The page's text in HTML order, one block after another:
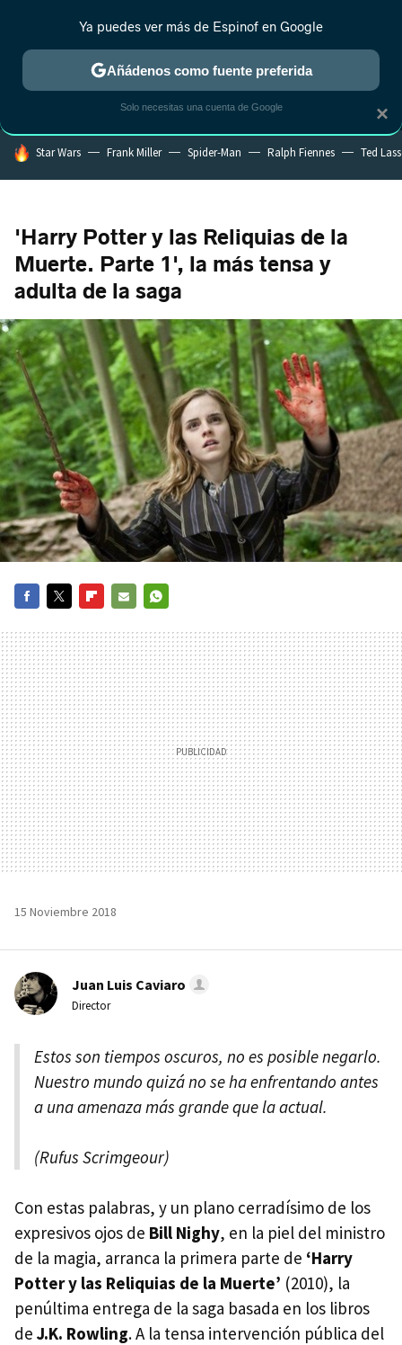
MENÚ NUEVO
ESTRENOS REALITY ANIME RANKINGS CINE
HOY SE HABLA DE
Star Wars Frank Miller Spider-Man Ralph Fiennes Ted
'Harry Potter y las Reliquias de la
Muerte. Parte 1', la más tensa y
adulta de la saga
MAIL
15 Noviembre 2018
Juan Luis Caviaro
Director
Estos son tiempos oscuros, no es posible negarlo.
Nuestro mundo quizá no se ha enfrentando antes
a una amenaza más grande que la actual.
(Rufus Scrimgeour)
Con estas palabras, y un plano cerradísimo de los
expresivos ojos de Bill Nighy, en la piel del ministro
de la magia, arranca la primera parte de ‘Harry
Potter y las Reliquias de la Muerte’ (2010), la
penúltima entrega de la saga basada en los libros
de J.K. Rowling. A la tensa intervención pública del
×
Ya puedes ver más de Espinof en Google
Añádenos como fuente preferida
Solo necesitas una cuenta de Google